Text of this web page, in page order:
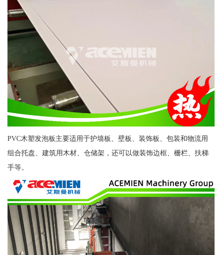
PVC木塑发泡板主要适用于护墙板、壁板、装饰板、包装和物流用
组合托盘、建筑用木材、仓储架，还可以做装饰边框、栅栏、扶梯
手等。